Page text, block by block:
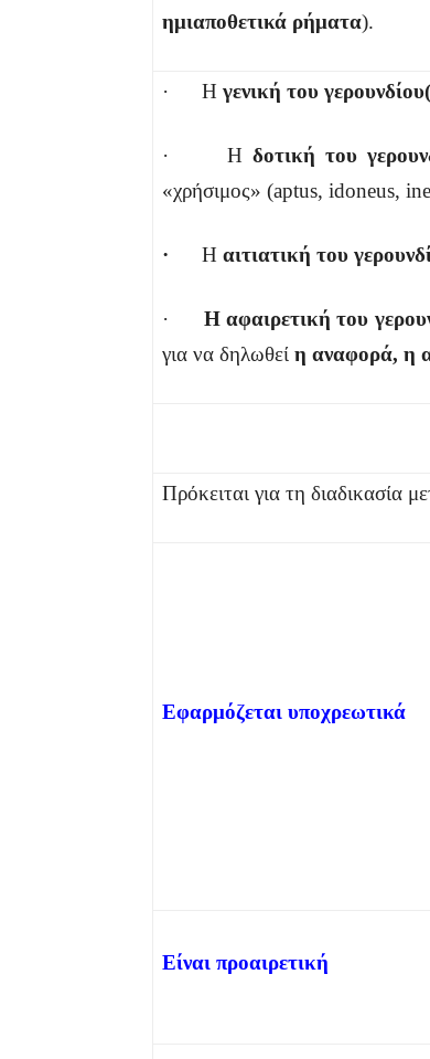
ημιαποθετικά ρήματα).
· Η γενική του
· Η δοτική του
«χρήσιμος» (aptus, idoneus,
· Η αιτιατική του
· Η αφαιρετικήτου
για να δηλωθεί η αναφορά, η
Πρόκειται για τη διαδικασία
Εφαρμόζεται υποχρεωτικά
Είναι προαιρετική